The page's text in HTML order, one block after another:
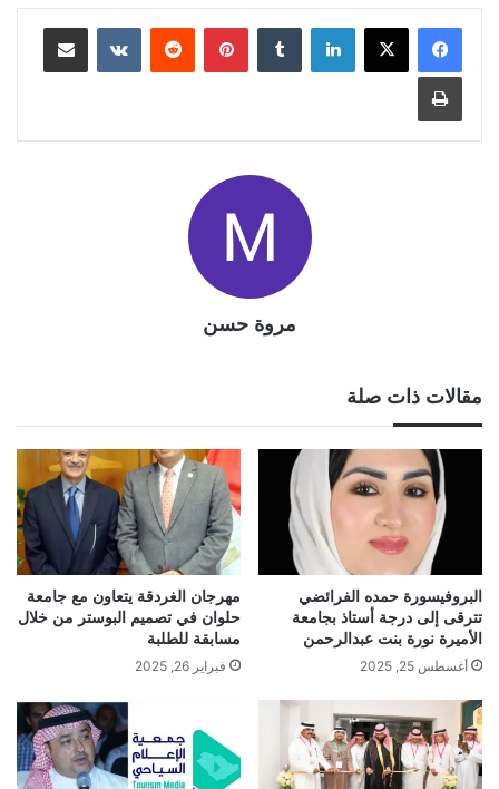
لينكدإن بينتيريست مشاركة عبر البريد
طباعة
مروة حسن
مقالات ذات صلة
البروفيسورة حمده الفرائضي
تترقى إلى درجة أستاذ بجامعة
الأميرة نورة بنت عبدالرحمن
أغسطس 25, 2025
مهرجان الغردقة يتعاون مع جامعة
حلوان في تصميم البوستر من خلال
مسابقة للطلبة
فبراير 26, 2025